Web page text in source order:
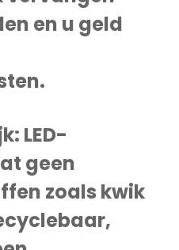
en u geld
LED-
geen
zoals kwik